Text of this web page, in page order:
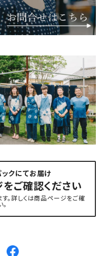
クにてお届け
ご確認ください
。詳しくは商品ページをご確